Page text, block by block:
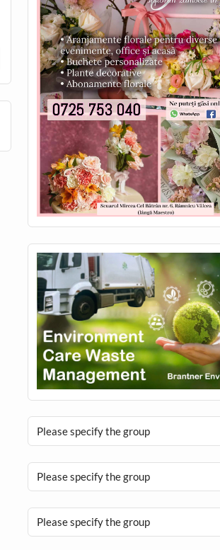
Please specify the group
Please specify the group
Please specify the group